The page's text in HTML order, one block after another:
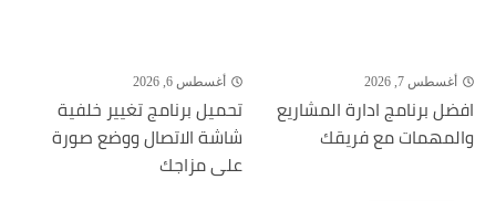
أغسطس 7, 2026
افضل برنامج ادارة المشاريع
والمهمات مع فريقك
أغسطس 6, 2026
تحميل برنامج تغيير خلفية
شاشة الاتصال ووضع صورة
على مزاجك